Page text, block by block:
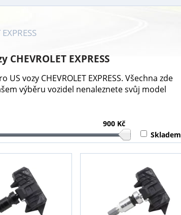
EXPRESS
vozy CHEVROLET EXPRESS. Všechna zde
výběru vozidel nenaleznete svůj model
900 Kč
Skladem